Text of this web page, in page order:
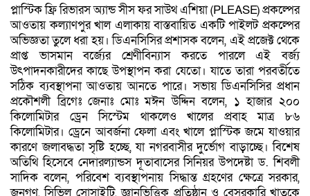
প্লাস্টিক ফ্রি রিভারস অ্যান্ড সীস ফর সাউথ এশিয়া (PLEASE) প্রকল্পের
আওতায় কল্যাণপুর খাল এলাকায় বাস্তবায়িত একটি পাইলট প্রকল্পের
অভিজ্ঞতা তুলে ধরা হয়। ডিএনসিসির প্রশাসক বলেন, এই প্রজেক্ট থেকে
প্রাপ্ত ভাসমান বর্জ্যের শ্রেণীবিন্যাস করতে পারলে এই বর্জ্য
উৎপাদনকারীদের কাছে উপস্থাপন করা যেতো। যাতে তারা পরবর্তীতে
সঠিক ব্যবস্থাপনা আওতায় আনতে পারে। সভায় ডিএনসিসির প্রধান
প্রকৌশলী ব্রিগেঃ জেনাঃ মোঃ মঈন উদ্দিন বলেন, ১ হাজার ২০০
কিলোমিটার ড্রেন সিস্টেম থাকলেও খালের প্রবাহ মাত্র ৮৬
কিলোমিটার। ড্রেনে আবর্জনা ফেলা এবং খালে প্লাস্টিক জমে যাওয়ার
কারণে জলাবদ্ধতা সৃষ্টি হচ্ছে, যা নগরবাসীর দুর্ভোগ বাড়াচ্ছে। বিশেষ
অতিথি হিসেবে নেদারল্যান্ডস দূতাবাসের সিনিয়র উপদেষ্টা ড. শিবলী
সাদিক বলেন, পরিবেশ ব্যবস্থাপনায় সিদ্ধান্ত গ্রহণের ক্ষেত্রে সরকার,
জনগণ, সিভিল সোসাইটি, জ্ঞানভিত্তিক প্রতিষ্ঠান ও বেসরকারি খাতকে